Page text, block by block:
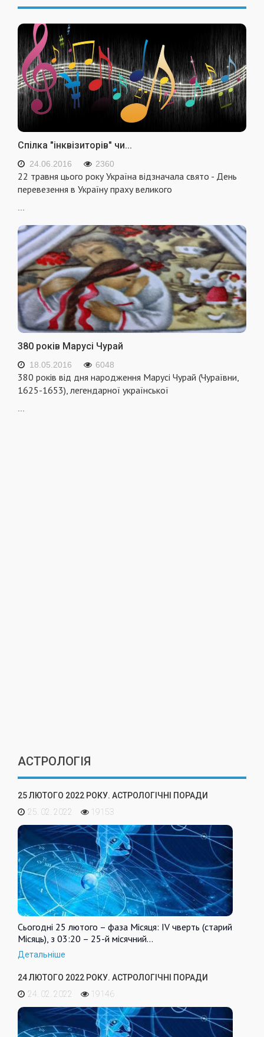
Спілка "інквізиторів" чи...
24.06.2016 2360
22 травня цього року Україна відзначала свято - День
перевезення в Україну праху великого
380 років Марусі Чурай
18.05.2016 6048
380 років від дня народження Марусі Чурай (Чураївни,
1625-1653), легендарної української
АСТРОЛОГІЯ
25 ЛЮТОГО 2022 РОКУ. АСТРОЛОГІЧНІ ПОРАДИ
25. 02. 2022
19153
Сьогодні 25 лютого – фаза Місяця: IV чверть (старий
Місяць), з 03:20 – 25-й місячний…
Детальніше
24 ЛЮТОГО 2022 РОКУ. АСТРОЛОГІЧНІ ПОРАДИ
24. 02. 2022
19146